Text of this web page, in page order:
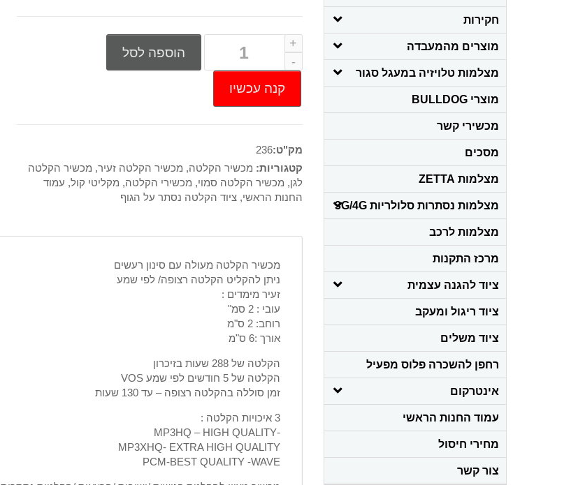
הוספה לסל
קנה עכשיו
מק"ט:236
קטגוריות: מכשיר הקלטה, מכשיר הקלטה זעיר, מכשיר הקלטה
לגן, מכשיר הקלטה סמוי, מכשירי הקלטה, מקליטי קול, עמוד
החנות הראשי,ציוד הקלטה נסתר על הגוף
מכשיר הקלטה מעולה עם סינון רעשים
ניתן להקליט הקלטה רצופה/ לפי שמע
זעיר מימדים :
עובי : 2 סמ"
רוחב: 2 ס"מ
אורך :6 ס"מ
הקלטה של 288 שעות בזיכרון
הקלטה של 5 חודשים לפי שמע VOS
זמן סוללה בהקלטה רצופה – עד 130 שעות
3 איכויות הקלטה :
-MP3HQ – HIGH QUALITY
MP3XHQ- EXTRA HIGH QUALITY
PCM-BEST QUALITY -WAVE
חקירות
מוצרים מהמעבדה
מצלמות טלויזיה במעגל סגור
מוצרי BULLDOG
מכשירי קשר
מסכים
מצלמות ZETTA
מצלמות נסתרות סלולריות 3G/4G
מצלמות לרכב
מרכז התקנות
ציוד להגנה עצמית
ציוד ריגול ומעקב
ציוד משלים
רחפן להשכרה פלוס מפעיל
אינטרקום
עמוד החנות הראשי
מחירי חיסול
צור קשר